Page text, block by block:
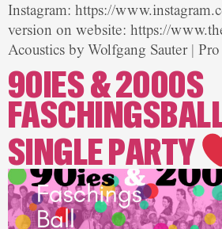
Instagram: https://
version on website: https://
Acoustics by Wolfgang Sauter |
90IES & 2000S
SINGLE PARTY